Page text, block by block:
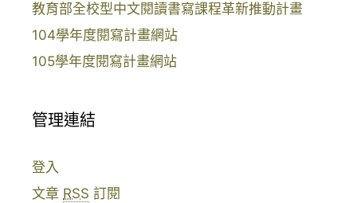
教育部全校型中文閱讀書寫課程革新推動計畫
104學年度閱寫計畫網站
105學年度閱寫計畫網站
管理連結
登入
文章 RSS 訂閱